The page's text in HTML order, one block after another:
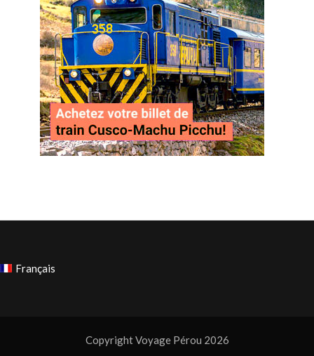
Français
Copyright Voyage Pérou 2026